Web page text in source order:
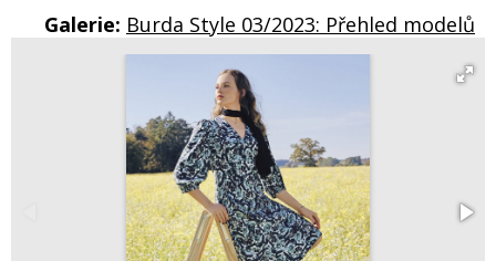
Galerie: Burda Style 03/2023: Přehled modelů